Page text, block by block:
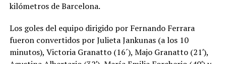
kilómetros de Barcelona.
Los goles del equipo dirigido por Fernando Ferrara
fueron convertidos por Julieta Jankunas (a los 10
minutos), Victoria Granatto (16´), Majo Granatto (21′),